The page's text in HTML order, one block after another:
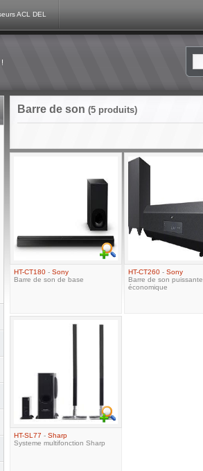
ACL DEL
Barre de son (5 produits)
HT-CT180 - Sony
Barre de son de base
HT-CT260 - Sony
Barre de son puissante
économique
HT-SL77 - Sharp
Systeme multifonction Sharp